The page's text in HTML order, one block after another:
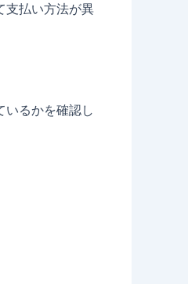
支払い方法が異
いるかを確認し